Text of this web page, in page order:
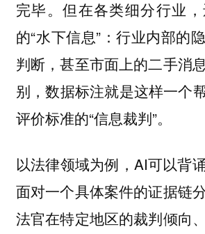
完毕。但在各类细分行业
的“水下信息”：行业内部的
判断，甚至市面上的二手消
别，数据标注就是这样一个
评价标准的“信息裁判”。
以法律领域为例，AI可以背
面对一个具体案件的证据链
法官在特定地区的裁判倾向